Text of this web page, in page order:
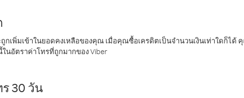
ถูกเพิ่มเข้าในยอดคงเหลือของคุณ เมื่อคุณซื้อเครดิตเป็นจำนวนเงินเท่าใดก็ไ
นอัตราค่าโทรที่ถูกมากของ Viber
30 วัน